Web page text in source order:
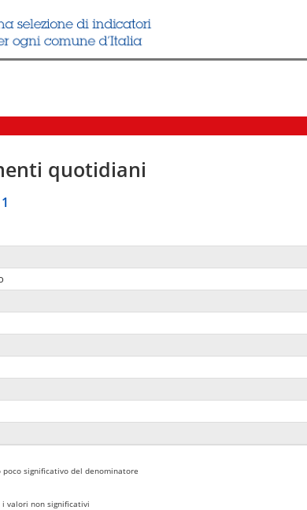
quotidiani
significativo del denominatore
i valori non significativi